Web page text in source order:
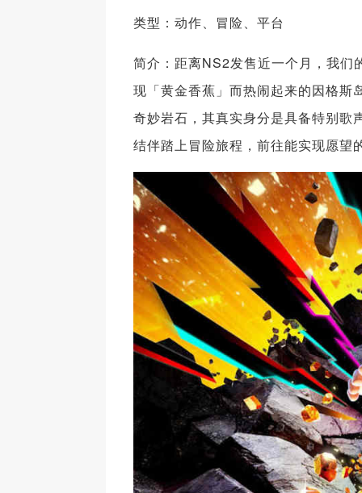
类型：动作、冒险、平台
简介：距离NS2发售近一个月，我们
现「黄金香蕉」而热闹起来的因格斯
奇妙岩石，其真实身分是具备特别歌
结伴踏上冒险旅程，前往能实现愿